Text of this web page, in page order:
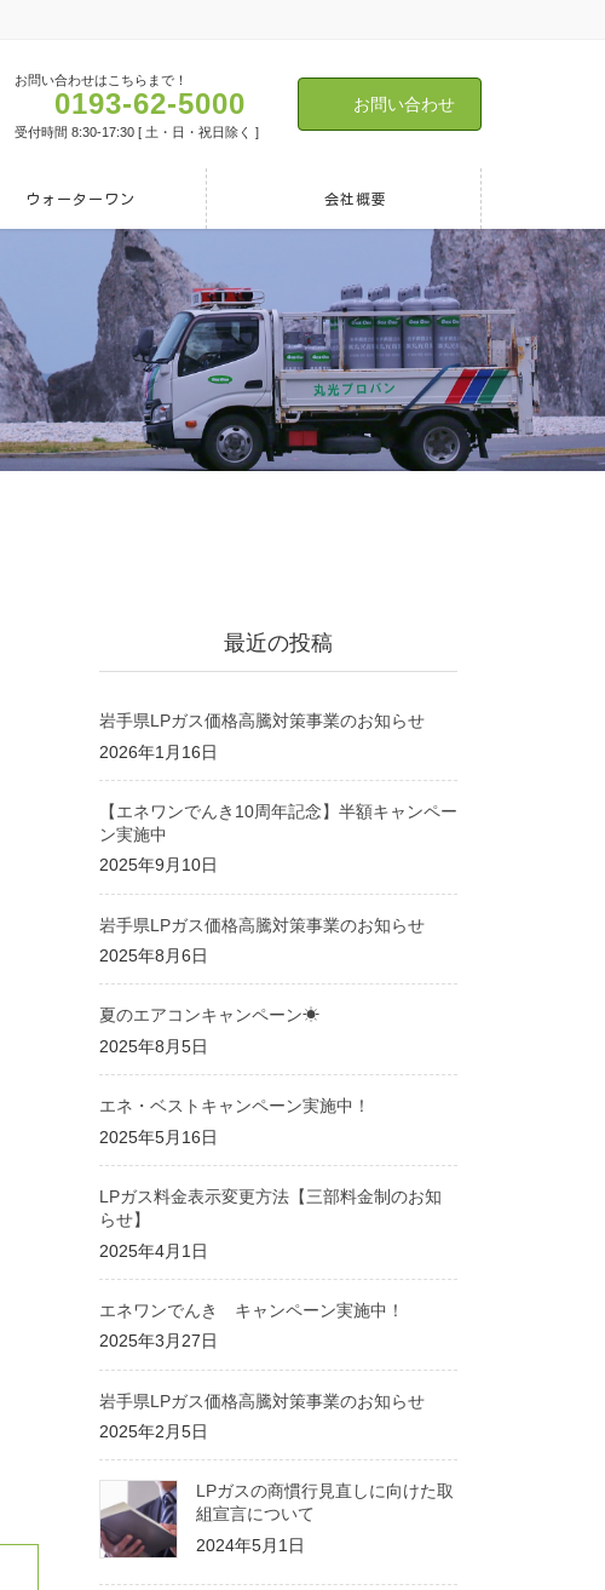
お問い合わせはこちらまで！
0193-62-5000
受付時間 8:30-17:30 [ 土・日・祝日除く ]
お問い合わせ
ウォーターワン 会社概要
最近の投稿
岩手県LPガス価格高騰対策事業のお知らせ
2026年1月16日
【エネワンでんき10周年記念】半額キャンペー
ン実施中
2025年9月10日
岩手県LPガス価格高騰対策事業のお知らせ
2025年8月6日
夏のエアコンキャンペーン☀
2025年8月5日
エネ・ベストキャンペーン実施中！
2025年5月16日
LPガス料金表示変更方法【三部料金制のお知
らせ】
2025年4月1日
エネワンでんき キャンペーン実施中！
2025年3月27日
岩手県LPガス価格高騰対策事業のお知らせ
2025年2月5日
LPガスの商慣行見直しに向けた取
組宣言について
2024年5月1日